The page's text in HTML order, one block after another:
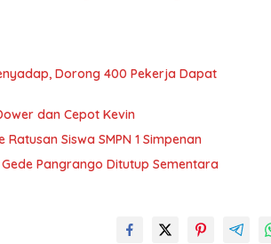
Dorong 400 Pekerja Dapat
dan Cepot Kevin
Siswa SMPN 1 Simpenan
Pangrango Ditutup Sementara